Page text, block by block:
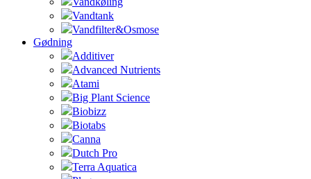
Vandtank
Vandfilter&Osmose
Gødning
Additiver
Advanced Nutrients
Atami
Big Plant Science
Biobizz
Biotabs
Canna
Dutch Pro
Terra Aquatica